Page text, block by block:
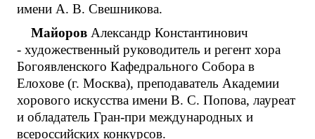
имени А. В. Свешникова.
Майоров Александр Константинович
- художественный руководитель и регент хора
Богоявленского Кафедрального Собора в
Елохове (г. Москва), преподаватель Академии
хорового искусства имени В. С. Попова, лауреат
и обладатель Гран-при международных и
всероссийских конкурсов.